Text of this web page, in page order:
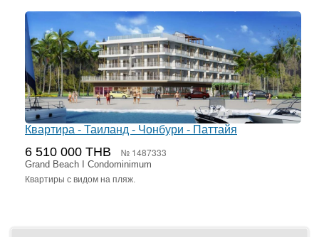
Квартира - Таиланд - Чонбури - Паттайя
6 510 000 THB № 1487333
Grand Beach I Condominimum
Квартиры с видом на пляж.